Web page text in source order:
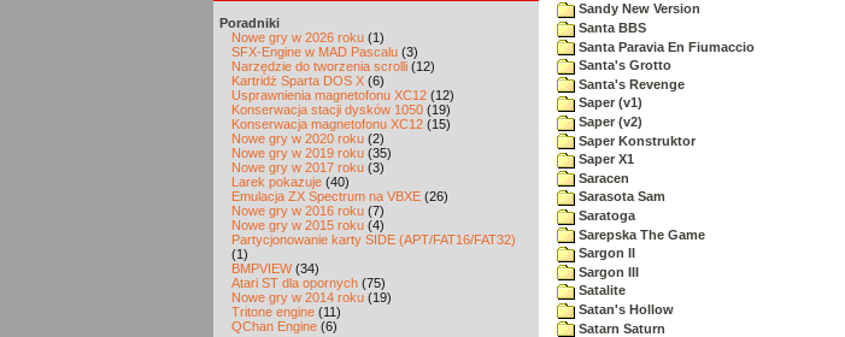
Poradniki
Nowe gry w 2026 roku (1)
SFX-Engine w MAD Pascalu (3)
Narzędzie do tworzenia scrolli (12)
Kartridż Sparta DOS X (6)
Usprawnienia magnetofonu XC12 (12)
Konserwacja stacji dysków 1050 (19)
Konserwacja magnetofonu XC12 (15)
Nowe gry w 2020 roku (2)
Nowe gry w 2019 roku (35)
Nowe gry w 2017 roku (3)
Larek pokazuje (40)
Emulacja ZX Spectrum na VBXE (26)
Nowe gry w 2016 roku (7)
Nowe gry w 2015 roku (4)
Partycjonowanie karty SIDE (APT/FAT16/FAT32)
(1)
BMPVIEW(34)
Atari ST dla opornych (75)
Nowe gry w 2014 roku (19)
Tritone engine (11)
QChan Engine (6)
Sandy New Version
Santa BBS
Santa Paravia En Fiumaccio
Santa's Grotto
Santa's Revenge
Saper (v1)
Saper (v2)
Saper Konstruktor
Saper X1
Saracen
Sarasota Sam
Saratoga
Sarepska The Game
Sargon II
Sargon III
Satalite
Satan's Hollow
Satarn Saturn